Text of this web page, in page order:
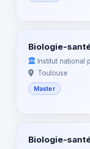
Biologie-
Institut national
Toulouse
Master
Biologie-